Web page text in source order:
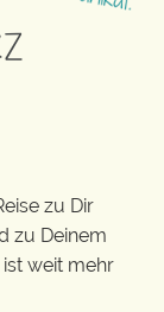
zu Dir
zu Deinem
weit mehr